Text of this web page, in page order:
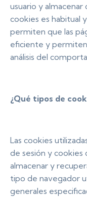
usuario y
cookies es habitual
permiten que las
eficiente y
análisis del
¿Qué tipos de
Las cookies
de sesión y
almacenar y
tipo de navegador
generales